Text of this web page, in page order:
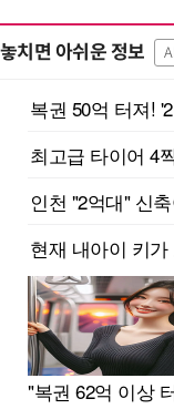
놓치면 아쉬운 정보